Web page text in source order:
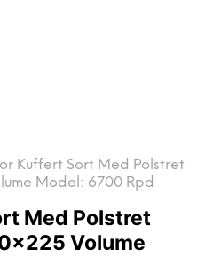
Kuffert Sort Med Polstret
Model: 6700 Rpd
Med Polstret
Volume